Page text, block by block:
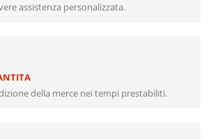
assistenza personalizzata.
della merce nei tempi prestabiliti.